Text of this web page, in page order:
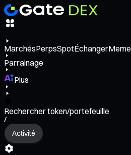
MarchésPerpsSpotÉchangerMeme
Parrainage
Plus
Rechercher token/portefeuille
/
Activité